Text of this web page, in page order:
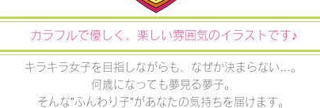
カラフルで優しく、楽しい雰囲気のイラストです♪
キラキラ女子を目指しながらも、なぜか決まらない…。
何歳になっても夢見る夢子。
そんな”ふんわり子”があなたの気持ちを届けます。